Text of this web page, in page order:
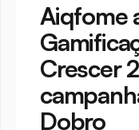
Aiqfome
Crescer
Dobro